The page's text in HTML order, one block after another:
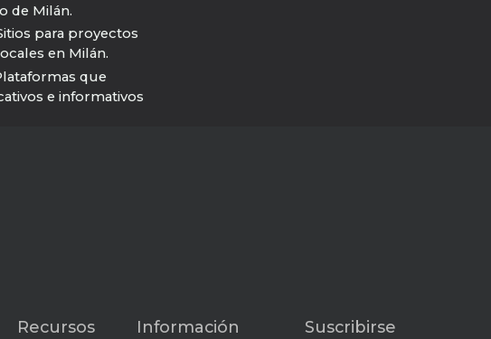
de Milán.
para proyectos
en Milán.
que
e informativos
Recursos Información Suscribirse